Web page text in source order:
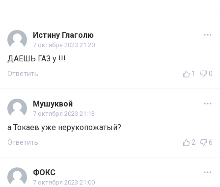
Истину Глаголю
7 октября 2023 21:20
ДАЕШЬ ГАЗ у !!!
Ответить 1 0
Мушуквой
7 октября 2023 21:13
а Токаев уже нерукопожатый?
Ответить 2 6
ФОКС
7 октября 2023 21:00